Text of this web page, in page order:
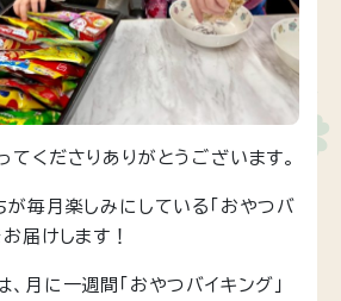
てくださりありがとうございます。
が毎月楽しみにしている「おやつバ
届けします！
月に一週間「おやつバイキング」